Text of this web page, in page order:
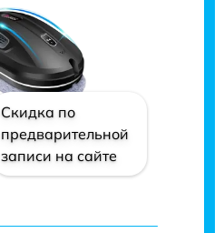
Скидка по
предварительной
записи на сайте